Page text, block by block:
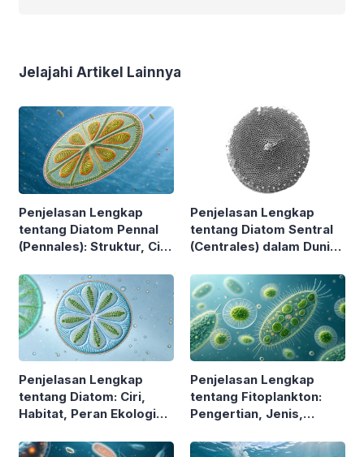
Jelajahi Artikel Lainnya
Penjelasan Lengkap
tentang Diatom Pennal
(Pennales): Struktur, Ciri,
Ekosistem
Penjelasan Lengkap
tentang Diatom Sentral
(Centrales) dalam Dunia
Penjelasan Lengkap
tentang Diatom: Ciri,
Habitat, Peran Ekologis,
Penjelasan Lengkap
tentang Fitoplankton:
Pengertian, Jenis,
dalam Ekosistem